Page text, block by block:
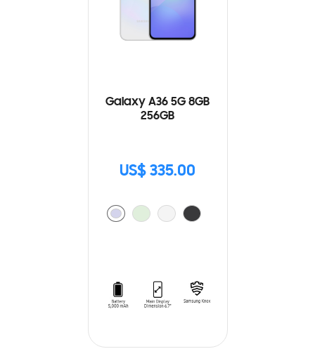
Galaxy A36 5G 8GB
256GB
US$ 335.00